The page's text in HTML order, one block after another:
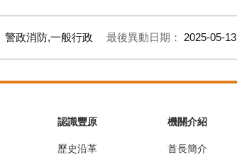
警政消防,一般行政 最後異動日期： 2025-05-13
認識豐原
歷史沿革
機關介紹
首長簡介